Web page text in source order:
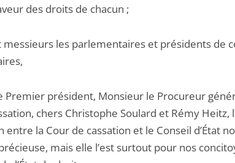
des droits de chacun ;
messieurs les parlementaires et présidents de
Premier président, Monsieur le Procureur
chers Christophe Soulard et Rémy Heitz,
entre la Cour de cassation et le Conseil d’État
mais elle l’est surtout pour nos